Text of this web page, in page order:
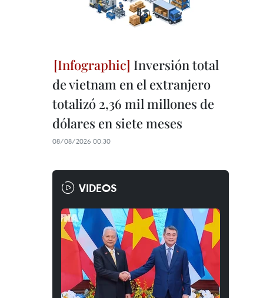
Inversión total
de vietnam en el extranjero
totalizó 2,36 mil millones de
dólares en siete meses
08/08/2026 00:30
VIDEOS